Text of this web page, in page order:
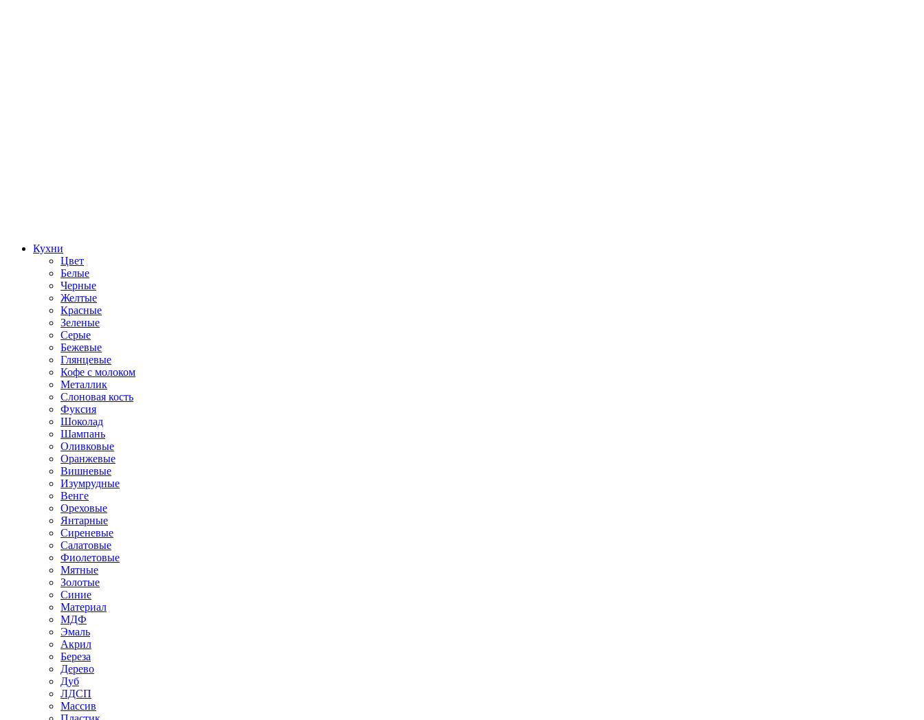
Кухни
Цвет
Белые
Черные
Желтые
Красные
Зеленые
Серые
Бежевые
Глянцевые
Кофе с молоком
Металлик
Слоновая кость
Фуксия
Шоколад
Шампань
Оливковые
Оранжевые
Вишневые
Изумрудные
Венге
Ореховые
Янтарные
Сиреневые
Салатовые
Фиолетовые
Мятные
Золотые
Синие
Материал
МДФ
Эмаль
Акрил
Береза
Дерево
Дуб
ЛДСП
Массив